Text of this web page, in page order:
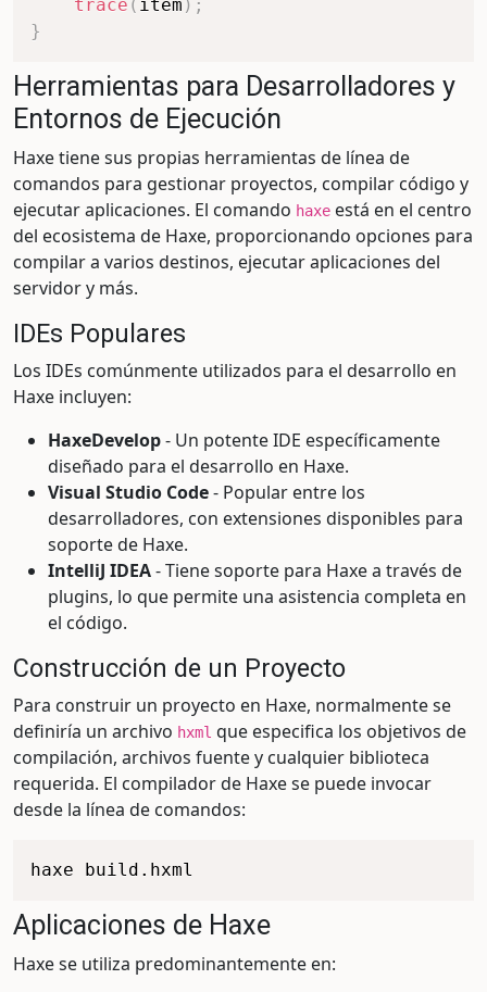
trace ( item ) ;
}
Herramientas para Desarrolladores y
Entornos de Ejecución
Haxe tiene sus propias herramientas de línea de
comandos para gestionar proyectos, compilar código y
ejecutar aplicaciones. El comando haxe está en el centro
del ecosistema de Haxe, proporcionando opciones para
compilar a varios destinos, ejecutar aplicaciones del
servidor y más.
IDEs Populares
Los IDEs comúnmente utilizados para el desarrollo en
Haxe incluyen:
HaxeDevelop- Un potente IDE específicamente
diseñado para el desarrollo en Haxe.
Visual Studio Code- Popular entre los
desarrolladores, con extensiones disponibles para
soporte de Haxe.
IntelliJ IDEA- Tiene soporte para Haxe a través de
plugins, lo que permite una asistencia completa en
el código.
Construcción de un Proyecto
Para construir un proyecto en Haxe, normalmente se
definiría un archivo hxml que especifica los objetivos de
compilación, archivos fuente y cualquier biblioteca
requerida. El compilador de Haxe se puede invocar
desde la línea de comandos:
Aplicaciones de Haxe
Haxe se utiliza predominantemente en: